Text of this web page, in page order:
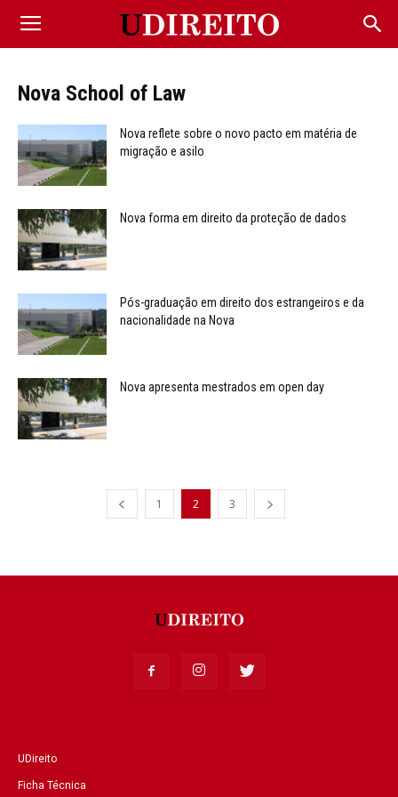
Nova School of Law
Nova reflete sobre o novo pacto em matéria de
migração e asilo
Nova forma em direito da proteção de dados
Pós-graduação em direito dos estrangeiros e da
nacionalidade na Nova
Nova apresenta mestrados em open day
1 2 3
UDireito
Ficha Técnica